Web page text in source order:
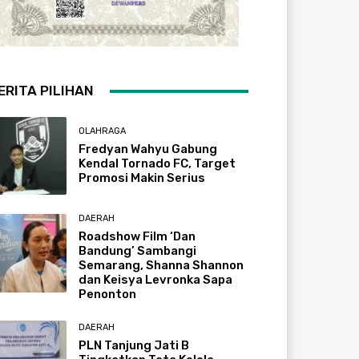
PILIHAN
OLAHRAGA
Fredyan Wahyu Gabung
Kendal Tornado FC, Target
Promosi Makin Serius
DAERAH
Roadshow Film ‘Dan
Bandung’ Sambangi
Semarang, Shanna Shannon
dan Keisya Levronka Sapa
Penonton
DAERAH
PLN Tanjung Jati B